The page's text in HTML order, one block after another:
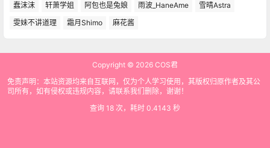
蠢沫沫
轩萧学姐 阿包也是兔娘 雨波_HaneAme
雪晴Astra
雯妹不讲道理
霜月Shimo 麻花酱
Copyright © 2026 COS君
免责声明：本站资源均来自互联网，仅为个人学习使用，其版权归原作者及其公
司所有，如有侵权或违规内容，请联系我们删除，谢谢！
查询 18 次，耗时 0.4143 秒